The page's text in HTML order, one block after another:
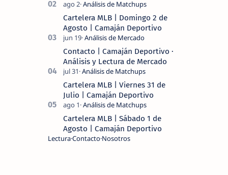
Cartelera MLB | Domingo 2 de
Agosto | Camaján Deportivo
Contacto | Camaján Deportivo ·
Análisis y Lectura de Mercado
Cartelera MLB | Viernes 31 de
Julio | Camaján Deportivo
Cartelera MLB | Sábado 1 de
Agosto | Camaján Deportivo
LecturaContacto Nosotros